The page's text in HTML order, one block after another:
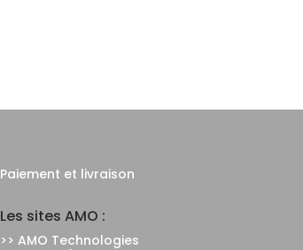
Paiement et livraison
Les sites AMO :
>> AMO Technologies